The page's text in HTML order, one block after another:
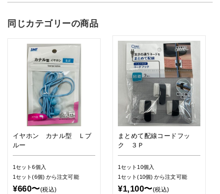
同じカテゴリーの商品
イヤホン カナル型 Ｌブ
ルー
1セット6個入
1セット(6個) から注文可能
¥660〜(税込)
まとめて配線コードフッ
ク ３Ｐ
1セット10個入
1セット(10個)から注文可能
¥1,100〜(税込)